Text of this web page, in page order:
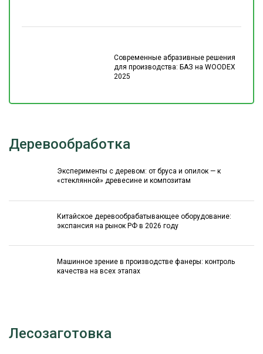
Современные абразивные решения
для производства: БАЗ на WOODEX
2025
Деревообработка
Эксперименты с деревом: от бруса и опилок — к
«стеклянной» древесине и композитам
Китайское деревообрабатывающее оборудование:
экспансия на рынок РФ в 2026 году
Машинное зрение в производстве фанеры: контроль
качества на всех этапах
Лесозаготовка